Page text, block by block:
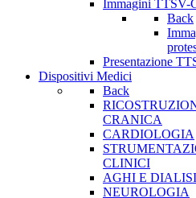
Immagini TTSV-
Back
Presentazione
Dispositivi Medici
Back
CRANICA
CARDIOLOGIA
CLINICI
AGHI E DIALISI
NEUROLOGIA